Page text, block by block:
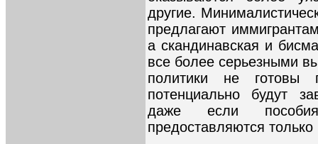
другие.
предлагают
а скандинавская и
все более серьезными
политики не готовы
потенциально будут
даже если
предоставляются